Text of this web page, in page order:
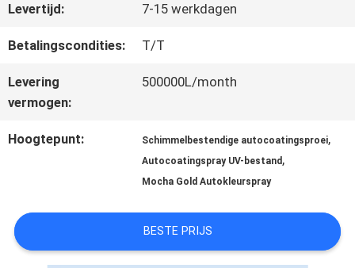
VRAAG
EEN
OFFERTE
AAN
PRIVACYBELEID
Levertijd: 7-15 werkdagen
Betalingscondities: T/T
Levering
vermogen:
500000L/month
Hoogtepunt: Schimmelbestendige autocoatingsproei,
Autocoatingspray UV-bestand ,
Mocha Gold Autokleurspray
BESTE PRIJS